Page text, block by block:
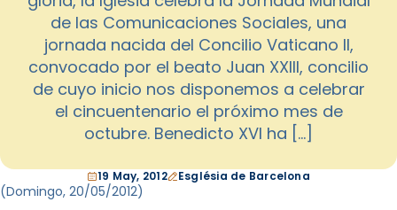
de las Comunicaciones Sociales, una
jornada nacida del Concilio Vaticano II,
convocado por el beato Juan XXIII, concilio
de cuyo inicio nos disponemos a celebrar
el cincuentenario el próximo mes de
octubre. Benedicto XVI ha […]
19 May, 2012 Església de Barcelona
(Domingo, 20/05/2012)